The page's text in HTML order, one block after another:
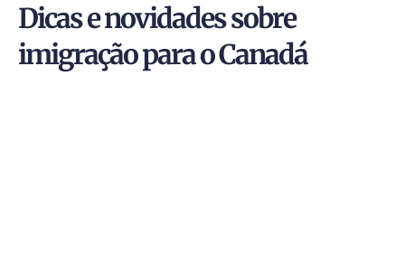
Dicas e novidades sobre
imigração para o Canadá